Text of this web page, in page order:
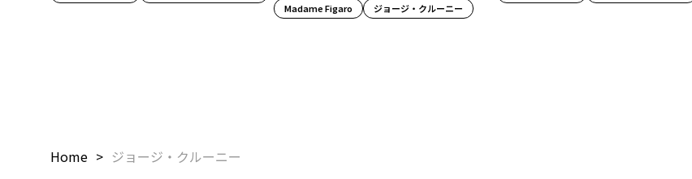
Madame Figaro ジョージ・クルーニー
Home ジョージ・クルーニー